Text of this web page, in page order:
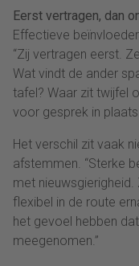
Eerst vertragen, dan
Effectieve
“Zij vertragen eerst.
Wat vindt de ander
tafel? Waar zit twijfel
voor gesprek in plaats
Het verschil zit vaak
afstemmen. “Sterke
met nieuwsgierigheid.
flexibel in de route
het gevoel hebben
meegenomen.”